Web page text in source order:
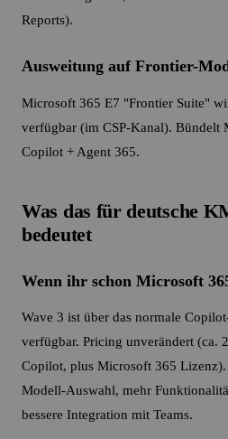
Reports).
Ausweitung auf Frontier-
Microsoft 365 E7 "Frontier Suite"
verfügbar (im CSP-Kanal). Bündelt
Copilot + Agent 365.
Was das für deutsche
bedeutet
Wenn ihr schon Microsoft
Wave 3 ist über das normale
verfügbar. Pricing unverändert (ca.
Copilot, plus Microsoft 365 Lizenz).
Modell-Auswahl, mehr
bessere Integration mit Teams.